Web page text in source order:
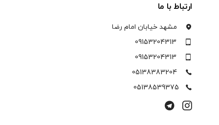
ارتباط با ما
مشهد خیابان امام رضا
09153204313
09153204313
05138383204
05138539375